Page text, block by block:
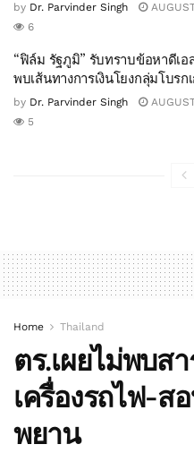
by Dr. Parvinder Singh
6
“ฟิล์ม รัฐภูมิ” รับทราบข้อหาดีเ
พบเส้นทางการเงินโยงกลุ่มโบรก
by Dr. Parvinder Singh
5
Home Thailand
ตร.เผยไม่พบส
เครื่องรถไฟ-ส
พยาน